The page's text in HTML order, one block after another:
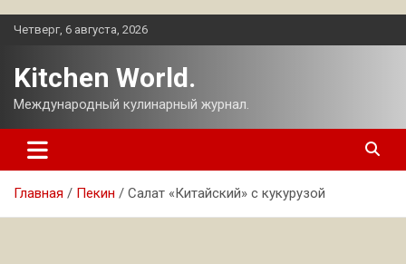
Перейти
Четверг, 6 августа, 2026
Kitchen World.
Международный кулинарный журнал.
Главная Пекин Салат «Китайский» с кукурузой